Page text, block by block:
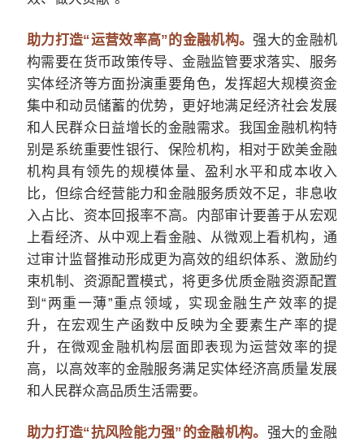
助力打造“运营效率高”的金融机构。 强大的金融机
构需要在货币政策传导、金融监管要求落实、服务
实体经济等方面扮演重要角色，发挥超大规模资金
集中和动员储蓄的优势，更好地满足经济社会发展
和人民群众日益增长的金融需求。我国金融机构特
别是系统重要性银行、保险机构，相对于欧美金融
机构具有领先的规模体量、盈利水平和成本收入
比，但综合经营能力和金融服务质效不足，非息收
入占比、资本回报率不高。内部审计要善于从宏观
上看经济、从中观上看金融、从微观上看机构，通
过审计监督推动形成更为高效的组织体系、激励约
束机制、资源配置模式，将更多优质金融资源配置
到“两重一薄”重点领域，实现金融生产效率的提
升，在宏观生产函数中反映为全要素生产率的提
升，在微观金融机构层面即表现为运营效率的提
高，以高效率的金融服务满足实体经济高质量发展
和人民群众高品质生活需要。
助力打造“抗风险能力强”的金融机构。 强大的金融